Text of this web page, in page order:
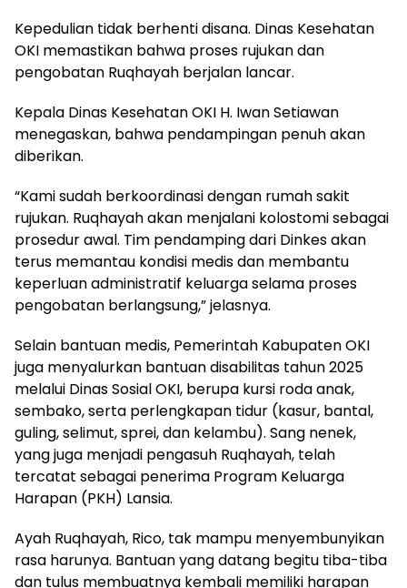
Kepedulian tidak berhenti disana. Dinas Kesehatan
OKI memastikan bahwa proses rujukan dan
pengobatan Ruqhayah berjalan lancar.
Kepala Dinas Kesehatan OKI H. Iwan Setiawan
menegaskan, bahwa pendampingan penuh akan
diberikan.
“Kami sudah berkoordinasi dengan rumah sakit
rujukan. Ruqhayah akan menjalani kolostomi sebagai
prosedur awal. Tim pendamping dari Dinkes akan
terus memantau kondisi medis dan membantu
keperluan administratif keluarga selama proses
pengobatan berlangsung,” jelasnya.
Selain bantuan medis, Pemerintah Kabupaten OKI
juga menyalurkan bantuan disabilitas tahun 2025
melalui Dinas Sosial OKI, berupa kursi roda anak,
sembako, serta perlengkapan tidur (kasur, bantal,
guling, selimut, sprei, dan kelambu). Sang nenek,
yang juga menjadi pengasuh Ruqhayah, telah
tercatat sebagai penerima Program Keluarga
Harapan (PKH) Lansia.
Ayah Ruqhayah, Rico, tak mampu menyembunyikan
rasa harunya. Bantuan yang datang begitu tiba-tiba
dan tulus membuatnya kembali memiliki harapan